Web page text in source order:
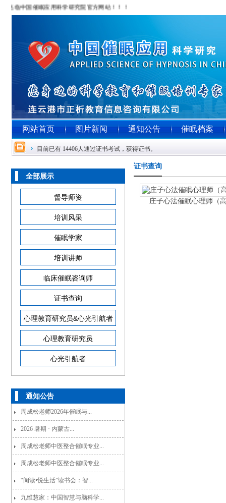
临中国催眠应用科学研究院官方网站！！！
网站首页 图片新闻 通知公告 催眠档案
目前已有 14406人通过证书考试，获得证书。
全部展示
督导师资
培训风采
催眠学家
培训讲师
临床催眠咨询师
证书查询
心理教育研究员&心光引航者
心理教育研究员
心光引航者
通知公告
周成松老师2026年催眠与...
2026 暑期 · 内蒙古...
周成松老师中医整合催眠专业...
周成松老师中医整合催眠专业...
“阅读•悦生活”读书会：智...
九维慧家：中国智慧与脑科学...
证书查询
庄子心法催眠心理师（